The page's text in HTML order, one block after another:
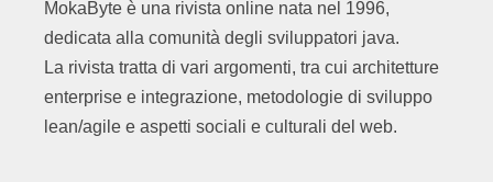
MokaByte è una rivista online nata nel 1996,
dedicata alla comunità degli sviluppatori java.
La rivista tratta di vari argomenti, tra cui architetture
enterprise e integrazione, metodologie di sviluppo
lean/agile e aspetti sociali e culturali del web.